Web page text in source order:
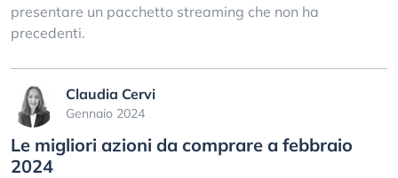
presentare un pacchetto streaming che non ha
precedenti.
Claudia Cervi
Gennaio 2024
Le migliori azioni da comprare a febbraio
2024